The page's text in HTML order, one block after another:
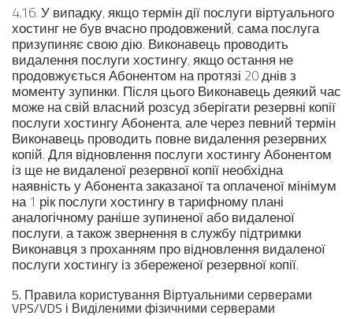
4.16. У випадку, якщо термін дії послуги віртуального
хостинг не був вчасно продовжений, сама послуга
призупиняє свою дію. Виконавець проводить
видалення послуги хостингу, якщо остання не
продовжується Абонентом на протязі 20 днів з
моменту зупинки. Після цього Виконавець деякий час
може на свій власний розсуд зберігати резервні копії
послуги хостингу Абонента, але через певний термін
Виконавець проводить повне видалення резервних
копій. Для відновлення послуги хостингу Абонентом
із ще не видаленої резервної копії необхідна
наявність у Абонента заказаної та оплаченої мінімум
на 1 рік послуги хостингу в тарифному плані
аналогічному раніше зупиненої або видаленої
послуги, а також звернення в службу підтримки
Виконавця з проханням про відновлення видаленої
послуги хостингу із збереженої резервної копії.
5. Правила користування Віртуальними серверами
VPS/VDS і Виділеними фізичними серверами